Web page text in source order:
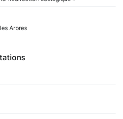
Arbres